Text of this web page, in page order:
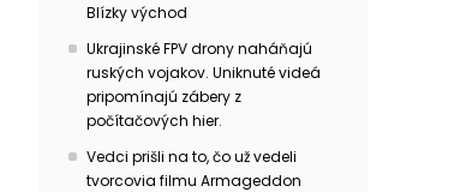
Blízky východ
Ukrajinské FPV drony naháňajú
ruských vojakov. Uniknuté videá
pripomínajú zábery z
počítačových hier.
Vedci prišli na to, čo už vedeli
tvorcovia filmu Armageddon